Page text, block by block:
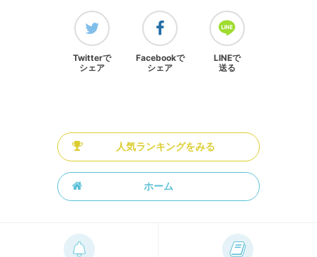
Twitterで
シェア
Facebookで
シェア
LINEで
送る
人気ランキングをみる
ホーム